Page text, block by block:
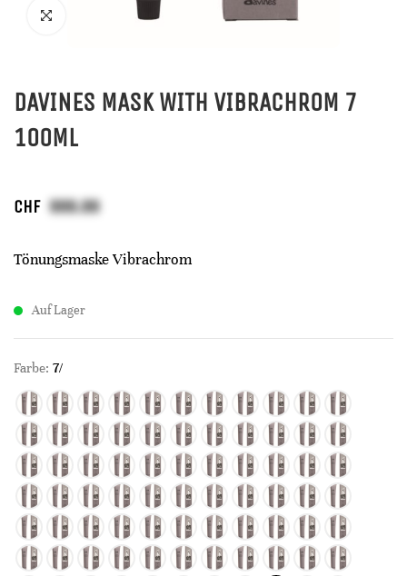
DAVINES MASK WITH VIBRACHROM 7
100ML
CHF
Tönungsmaske Vibrachrom
Auf Lager
Farbe: 7/